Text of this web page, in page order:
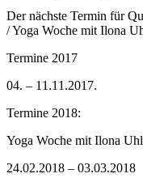
Der nächste Termin für
/ Yoga Woche mit Ilona
Termine 2017
04. – 11.11.2017.
Termine 2018:
Yoga Woche mit Ilona
24.02.2018 – 03.03.2018